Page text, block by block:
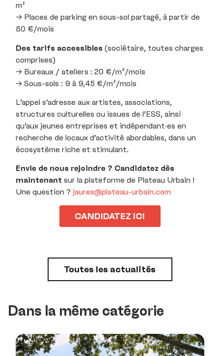
m²
→ Places de parking en sous-sol partagé, à partir de
80 €/mois
Des tarifs accessibles (sociétaire, toutes charges
comprises)
→ Bureaux / ateliers : 20 €/m²/mois
→ Sous-sols : 9 à 9,45 €/m²/mois
L’appel s’adresse aux artistes, associations,
structures culturelles ou issues de l’ESS, ainsi
qu’aux jeunes entreprises et indépendant·es en
recherche de locaux d’activité abordables, dans un
écosystème riche et stimulant.
Envie de nous rejoindre ? Candidatez dès
maintenant sur la plateforme de Plateau Urbain !
Une question ? jaures@plateau-urbain.com
CANDIDATEZ ICI
Toutes les actualités
Dans la même catégorie